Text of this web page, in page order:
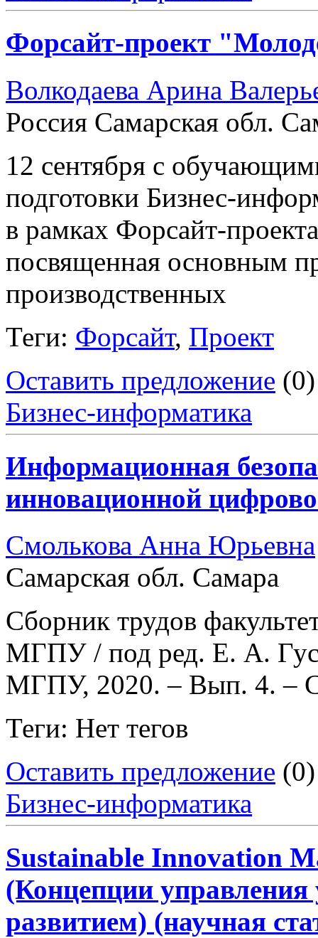
Форсайт-проект
Волкодаева Арина
Россия Самарская обл.
12 сентября с
подготовки Бизнес-
в рамках Форсайт-
посвященная основным
производственных
Теги: Форсайт, Проект
Оставить предложение (0)
Бизнес-информатика
Информационная
инновационной
Смолькова Анна Юрьевна
Самарская обл. Самара
Сборник трудов
МГПУ / под ред. Е. А.
МГПУ, 2020. – Вып. 4. –
Теги: Нет тегов
Оставить предложение (0)
Бизнес-информатика
Sustainable Innovation
(Концепции
развитием) (научная